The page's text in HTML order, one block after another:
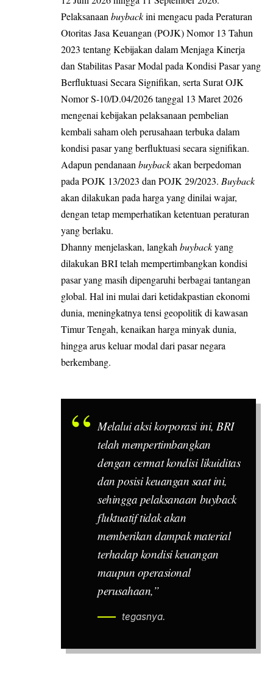
Pelaksanaan buybackini mengacu pada Peraturan
Otoritas Jasa Keuangan (POJK) Nomor 13 Tahun
2023 tentang Kebijakan dalam Menjaga Kinerja
dan Stabilitas Pasar Modal pada Kondisi Pasar yang
Berfluktuasi Secara Signifikan, serta Surat OJK
Nomor S-10/D.04/2026 tanggal 13 Maret 2026
mengenai kebijakan pelaksanaan pembelian
kembali saham oleh perusahaan terbuka dalam
kondisi pasar yang berfluktuasi secara signifikan.
Adapun pendanaan buybackakan berpedoman
pada POJK 13/2023 dan POJK 29/2023. Buyback
akan dilakukan pada harga yang dinilai wajar,
dengan tetap memperhatikan ketentuan peraturan
yang berlaku.
Dhanny menjelaskan, langkah buybackyang
dilakukan BRI telah mempertimbangkan kondisi
pasar yang masih dipengaruhi berbagai tantangan
global. Hal ini mulai dari ketidakpastian ekonomi
dunia, meningkatnya tensi geopolitik di kawasan
Timur Tengah, kenaikan harga minyak dunia,
hingga arus keluar modal dari pasar negara
berkembang.
Melalui aksi korporasi ini, BRI
telah mempertimbangkan
dengan cermat kondisi likuiditas
dan posisi keuangan saat ini,
sehingga pelaksanaan buyback
fluktuatif tidak akan
memberikan dampak material
terhadap kondisi keuangan
maupun operasional
perusahaan,”
tegasnya.